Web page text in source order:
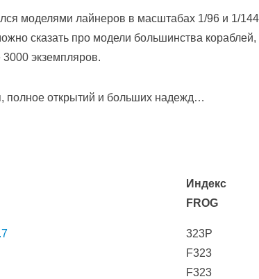
моделями лайнеров в масштабах 1/96 и 1/
сказать про модели большинства кораблей,
экземпляров.
полное открытий и больших надежд…
Индекс
FROG
323P
F323
F323